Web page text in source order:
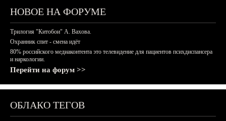
НОВОЕ НА ФОРУМЕ
Трилогия "Китобои" А. Вахова.
Охранник спит - смена идёт
80% российского медиаконтента это телевидение для пациентов психдиспансера
и наркологии.
Перейти на форум >>
ОБЛАКО ТЕГОВ